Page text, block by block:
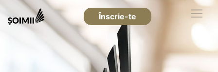
Înscrie-te